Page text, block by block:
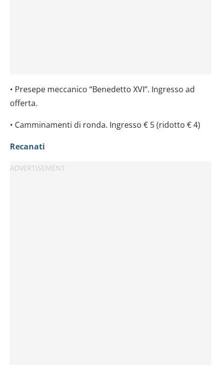
• Presepe meccanico “Benedetto XVI”. Ingresso ad
offerta.
• Camminamenti di ronda. Ingresso € 5 (ridotto € 4)
Recanati